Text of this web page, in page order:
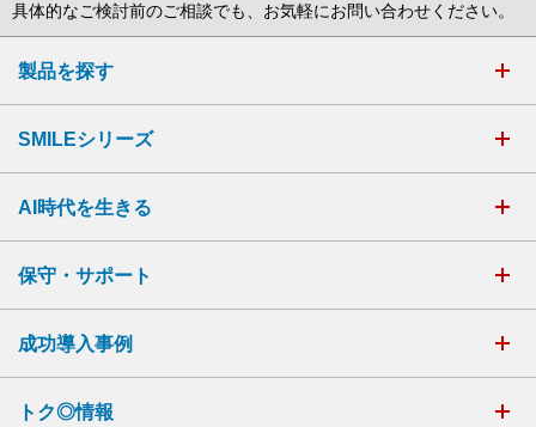
具体的なご検討前のご相談でも、お気軽にお問い合わせください。
製品を探す
SMILEシリーズ
AI時代を生きる
保守・サポート
成功導入事例
トク◎情報